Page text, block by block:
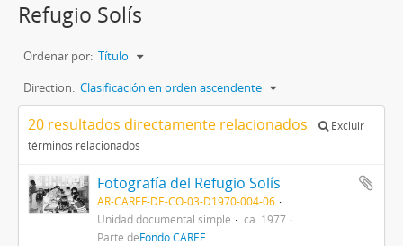
Refugio Solís
Ordenar por: Título
Direction: Clasificación en orden ascendente
20 resultados directamente relacionados
Excluir
términos relacionados
Fotografía del Refugio Solís
AR-CAREF-DE-CO-03-D1970-004-06
Unidad documental simple
ca. 1977
Parte deFondo CAREF